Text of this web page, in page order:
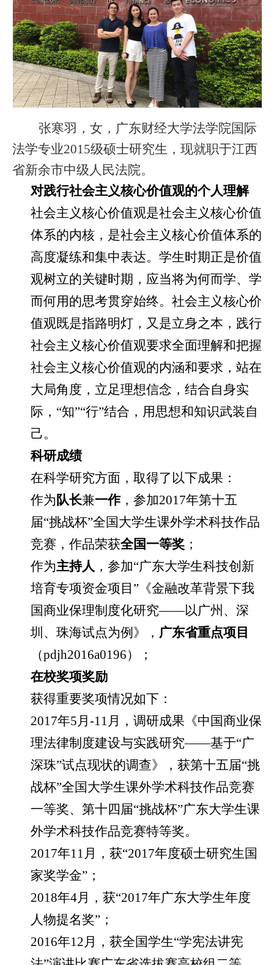
张寒羽，女，广东财经大学法学院国际
法学专业2015级硕士研究生，现就职于江西
省新余市中级人民法院。
对践行社会主义核心价值观的个人理解
社会主义核心价值观是社会主义核心价值
体系的内核，是社会主义核心价值体系的
高度凝练和集中表达。学生时期正是价值
观树立的关键时期，应当将为何而学、学
而何用的思考贯穿始终。社会主义核心价
值观既是指路明灯，又是立身之本，践行
社会主义核心价值观要求全面理解和把握
社会主义核心价值观的内涵和要求，站在
大局角度，立足理想信念，结合自身实
际，“知”“行”结合，用思想和知识武装自
己。
科研成绩
在科学研究方面，取得了以下成果：
作为 队长兼一作，参加2017年第十五
届“挑战杯”全国大学生课外学术科技作品
竞赛，作品荣获全国一等奖 ；
作为主持人 ，参加“广东大学生科技创新
培育专项资金项目”《金融改革背景下我
国商业保理制度化研究——以广州、深
圳、珠海试点为例》， 广东省重点项目
（pdjh2016a0196）；
在校奖项奖励
获得重要奖项情况如下：
2017年5月 -11月，调研成果《中国商业保
理法律制度建设与实践研究——基于“广
深珠”试点现状的调查》，获第十五届“挑
战杯”全国大学生课外学术科技作品竞赛
一等奖、第十四届“挑战杯”广东大学生课
外学术科技作品竞赛特等奖。
2017年11月，获“2017年度硕士研究生国
家奖学金”；
2018年4月，获“2017年广东大学生年度
人物提名奖”；
2016年12月，获全国学生“学宪法讲宪